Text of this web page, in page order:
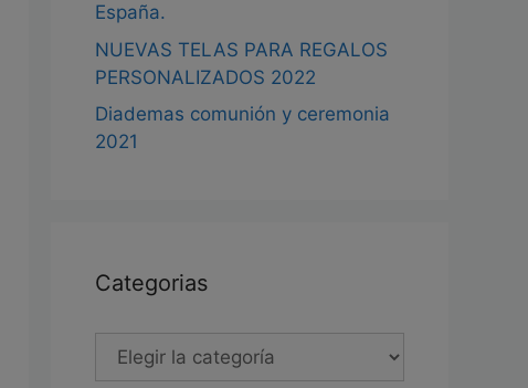
España.
NUEVAS TELAS PARA REGALOS
PERSONALIZADOS 2022
Diademas comunión y ceremonia
2021
Categorias
Categorias